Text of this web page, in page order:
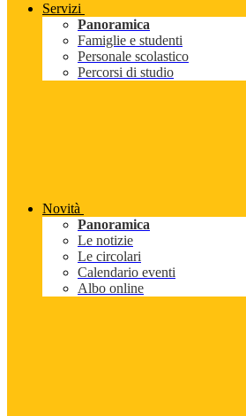
Servizi
Panoramica
Famiglie e studenti
Personale scolastico
Percorsi di studio
Novità
Panoramica
Le notizie
Le circolari
Calendario eventi
Albo online